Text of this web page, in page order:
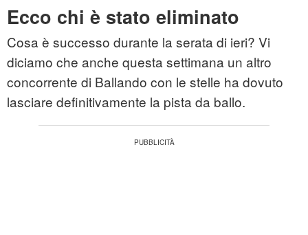
Ecco chi è stato eliminato
Cosa è successo durante la serata di ieri? Vi
diciamo che anche questa settimana un altro
concorrente di Ballando con le stelle ha dovuto
lasciare definitivamente la pista da ballo.